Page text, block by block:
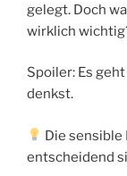
gelegt. Doch
wirklich
Spoiler: Es
denkst.
Die sensible
entscheidend